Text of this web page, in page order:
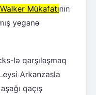
Mükafatının
yeganə
lə qarşılaşmaq
Arkanzasla
qaçış